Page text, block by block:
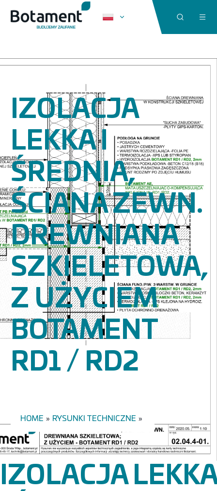
IZOLACJA
LEKKA I
ŚREDNIA,
ŚCIANA ZEWN.
DREWNIANA
SZKIELETOWA,
Z UŻYCIEM
BOTAMENT
RD1 / RD2
HOME » RYSUNKI TECHNICZNE »
IZOLACJA LEKKA